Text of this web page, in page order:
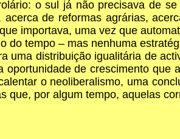
o sul já não precisava de
de reformas agrárias,
importava, uma vez que
do tempo – mas nenhuma
uma distribuição igualitária de
de crescimento
o neoliberalismo, uma
que, por algum tempo, aquelas